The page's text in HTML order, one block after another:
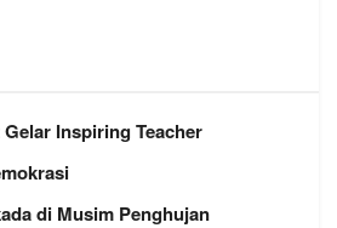
Inspiring Teacher
di Musim Penghujan